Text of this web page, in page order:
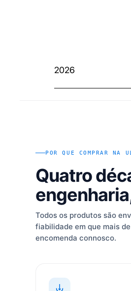
2026
POR QUE COMPRAR NA
Quatro
Todos os produtos são
fiabilidade em que mais
encomenda connosco.